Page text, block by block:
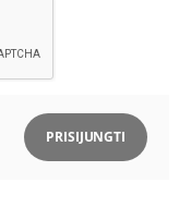
PRISIJUNGTI